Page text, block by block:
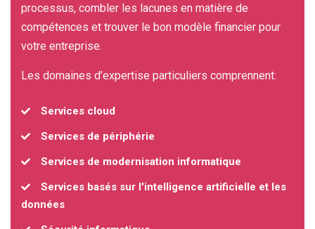
processus, combler les lacunes en matière de
compétences et trouver le bon modèle financier pour
votre entreprise.
Les domaines d’expertise particuliers comprennent:
Services cloud
Services de périphérie
Services de modernisation informatique
Services basés sur l'intelligence artificielle et les
données